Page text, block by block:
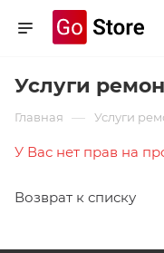
Услуги
Главная — Услуги
У Вас нет прав на
Возврат к списку